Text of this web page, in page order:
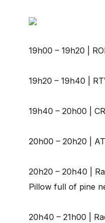
19h00 – 19h20 |
19h20 – 19h40 |
19h40 – 20h00 |
20h00 – 20h20 |
20h20 – 20h40 |
Pillow full of pine
20h40 – 21h00 |